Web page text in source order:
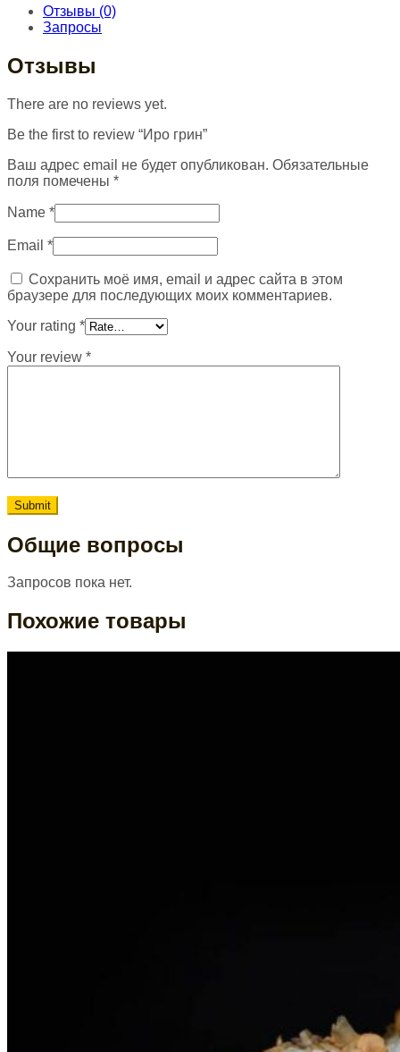
Отзывы (0)
Запросы
Отзывы
There are no reviews yet.
Be the first to review “Иро грин”
Ваш адрес email не будет опубликован. Обязательные
поля помечены *
Name *
Email *
Сохранить моё имя, email и адрес сайта в этом
браузере для последующих моих комментариев.
Your rating *
Your review *
Общие вопросы
Запросов пока нет.
Похожие товары